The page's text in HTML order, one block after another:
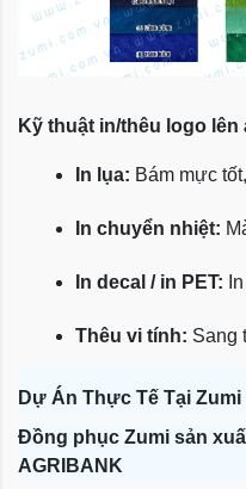
Kỹ thuật in/thêu logo
In lụa: Bám mực
In chuyển nhiệt:
In decal / in PET:
Thêu vi tính: Sang
Dự Án Thực Tế Tại Zumi
Đồng phục Zumi sản
AGRIBANK